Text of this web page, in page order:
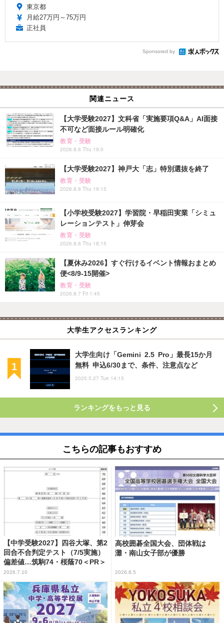
東京都
月給27万円～75万円
正社員
Sponsored by
関連ニュース
【大学受験2027】文科省「実施要項Q&A」AI面接
不可など面接ルール明確化
教育・受験
2026.8.6 Thu 19:0
【大学受験2027】神戸大「志」特別選抜を終了
教育・受験
2026.8.6 Thu 19:15
【小学校受験2027】学習院・早稲田実業「シミュ
レーションテスト」伸芽会
教育・受験
2026.8.6 Thu 18:15
【夏休み2026】すぐ行けるイベント情報おまとめ
便<8/9-15開催>
教育・受験
2026.8.7 Fri 1:45
大学生アクセスランキング
大学生向け「Gemini 2.5 Pro」最長15か月
無料 申込6/30まで、条件、注意点など
2025.5.27 Tue 14:15
ランキングをもっと見る
こちらの記事もおすすめ
【中学受験2027】四谷大塚、第2
回合不合判定テスト（7/5実施）
偏差値…筑駒74・桜蔭70＜PR＞
2026.7.10
高校囲碁全国大会、団体戦は
灘・南山女子部が優勝
2026.8.5